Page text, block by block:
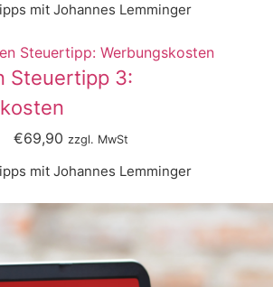
mit Johannes Lemminger
Steuertipp 3:
€69,90 zzgl. MwSt
mit Johannes Lemminger